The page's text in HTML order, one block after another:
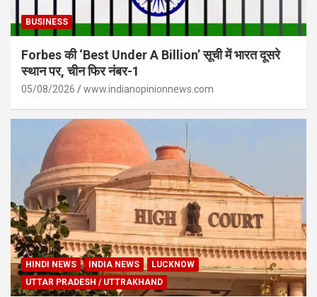
BUSINESS
Forbes की ‘Best Under A Billion’ सूची में भारत दूसरे
स्थान पर, चीन फिर नंबर-1
05/08/2026 www.indianopinionnews.com
HINDI NEWS INDIA NEWS
LUCKNOW
UTTAR PRADESH / UTTRAKHAND